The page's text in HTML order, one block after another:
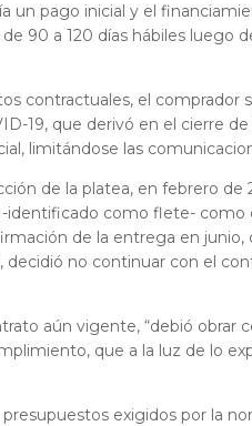
un pago inicial y el
90 a 120 días hábiles luego
contractuales, el comprador
19, que derivó en el cierre
limitándose las
de la platea, en febrero de
identificado como flete- como
de la entrega en junio,
no continuar con el
aún vigente, “debió obrar
que a la luz de lo
exigidos por la